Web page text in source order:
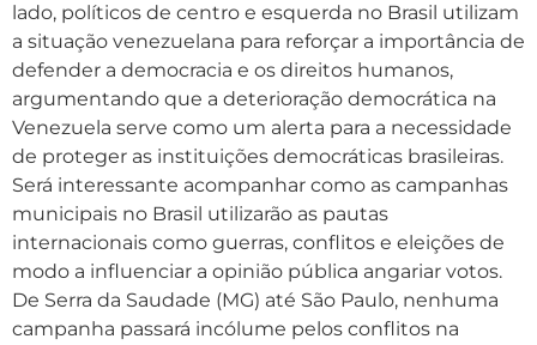
lado, políticos de centro e esquerda no Brasil utilizam
a situação venezuelana para reforçar a importância de
defender a democracia e os direitos humanos,
argumentando que a deterioração democrática na
Venezuela serve como um alerta para a necessidade
de proteger as instituições democráticas brasileiras.
Será interessante acompanhar como as campanhas
municipais no Brasil utilizarão as pautas
internacionais como guerras, conflitos e eleições de
modo a influenciar a opinião pública angariar votos.
De Serra da Saudade (MG) até São Paulo, nenhuma
campanha passará incólume pelos conflitos na